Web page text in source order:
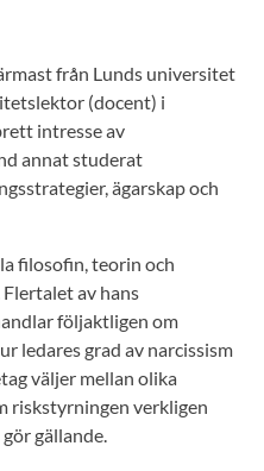
från Lunds universitet
(docent) i
intresse av
annat studerat
ägarskap och
filosofin, teorin och
av hans
följaktligen om
ledares grad av narcissism
väljer mellan olika
riskstyrningen verkligen
gällande.